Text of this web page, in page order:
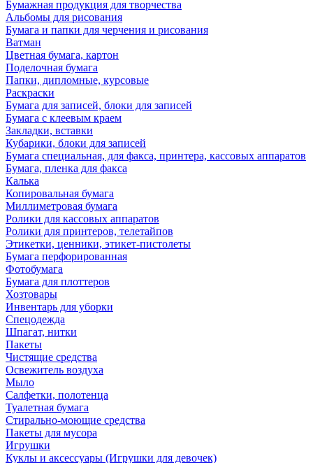
Бумажная продукция для творчества
Альбомы для рисования
Бумага и папки для черчения и рисования
Ватман
Цветная бумага, картон
Поделочная бумага
Папки, дипломные, курсовые
Раскраски
Бумага для записей, блоки для записей
Бумага с клеевым краем
Закладки, вставки
Кубарики, блоки для записей
Бумага специальная, для факса, принтера, кассовых аппаратов
Бумага, пленка для факса
Калька
Копировальная бумага
Миллиметровая бумага
Ролики для кассовых аппаратов
Ролики для принтеров, телетайпов
Этикетки, ценники, этикет-пистолеты
Бумага перфорированная
Фотобумага
Бумага для плоттеров
Хозтовары
Инвентарь для уборки
Спецодежда
Шпагат, нитки
Пакеты
Чистящие средства
Освежитель воздуха
Мыло
Салфетки, полотенца
Туалетная бумага
Стирально-моющие средства
Пакеты для мусора
Игрушки
Куклы и аксессуары (Игрушки для девочек)